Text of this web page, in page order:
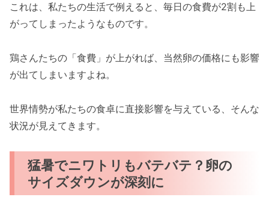
これは、私たちの生活で例えると、毎日の食費が2割も上
がってしまったようなものです。
鶏さんたちの「食費」が上がれば、当然卵の価格にも影響
が出てしまいますよね。
世界情勢が私たちの食卓に直接影響を与えている、そんな
状況が見えてきます。
猛暑でニワトリもバテバテ？卵の
サイズダウンが深刻に